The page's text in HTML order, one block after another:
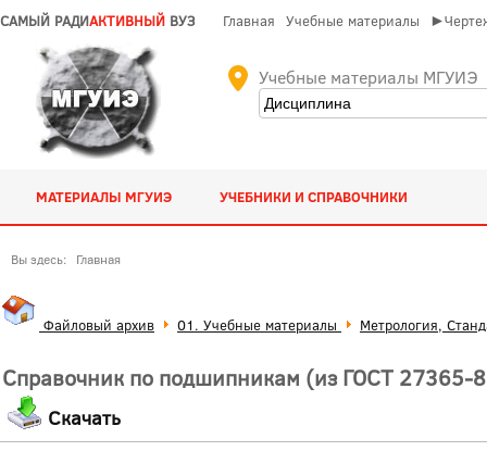
САМЫЙ РАДИАКТИВНЫЙ ВУЗ Главная Учебные материалы
Учебные материалы МГУИЭ
МАТЕРИАЛЫ МГУИЭ УЧЕБНИКИ И СПРАВОЧНИКИ
Вы здесь: Главная
Файловый архив 01. Учебные материалы Метрология,
Справочник по подшипникам (из ГОСТ 27365-
Скачать